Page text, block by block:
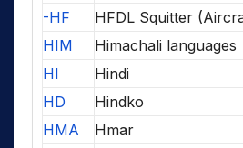
-HF
HFDL Squitter
HIM
Himachali languages
HI
Hindi
HD
Hindko
HMA
Hmar